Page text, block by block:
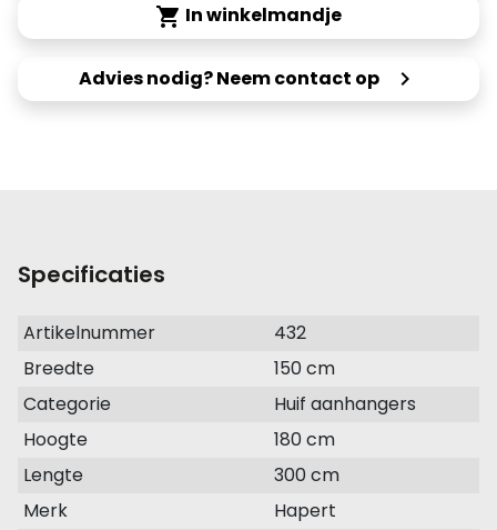
shopping_cart In winkelmandje
Advies nodig? Neem contact op chevron_right
Specificaties
Artikelnummer
432
Breedte
150 cm
Categorie
Huif aanhangers
Hoogte
180 cm
Lengte
300 cm
Merk
Hapert